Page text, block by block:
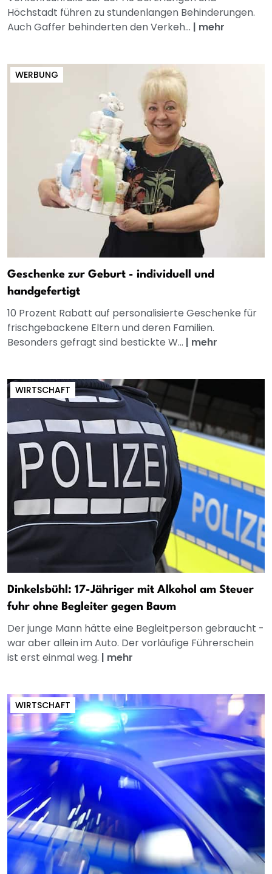
Höchstadt führen zu stundenlangen Behinderungen.
Auch Gaffer behinderten den Verkeh... | mehr
WERBUNG
Geschenke zur Geburt - individuell und
handgefertigt
10 Prozent Rabatt auf personalisierte Geschenke für
frischgebackene Eltern und deren Familien.
Besonders gefragt sind bestickte W... | mehr
WIRTSCHAFT
Dinkelsbühl: 17-Jähriger mit Alkohol am Steuer
fuhr ohne Begleiter gegen Baum
Der junge Mann hätte eine Begleitperson gebraucht -
war aber allein im Auto. Der vorläufige Führerschein
ist erst einmal weg. | mehr
WIRTSCHAFT